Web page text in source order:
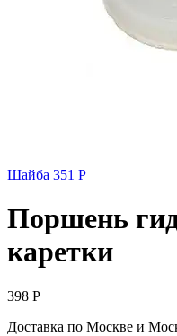
Шайба 351 Р
Поршень
каретки
398 Р
Доставка по Москве и